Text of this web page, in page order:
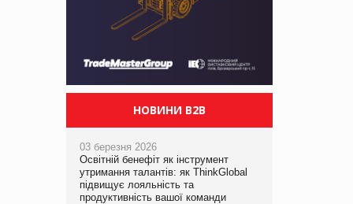
НОВИНИ B2B
03 березня 2026
Освітній бенефіт як інструмент
утримання талантів: як ThinkGlobal
підвищує лояльність та
продуктивність вашої команди